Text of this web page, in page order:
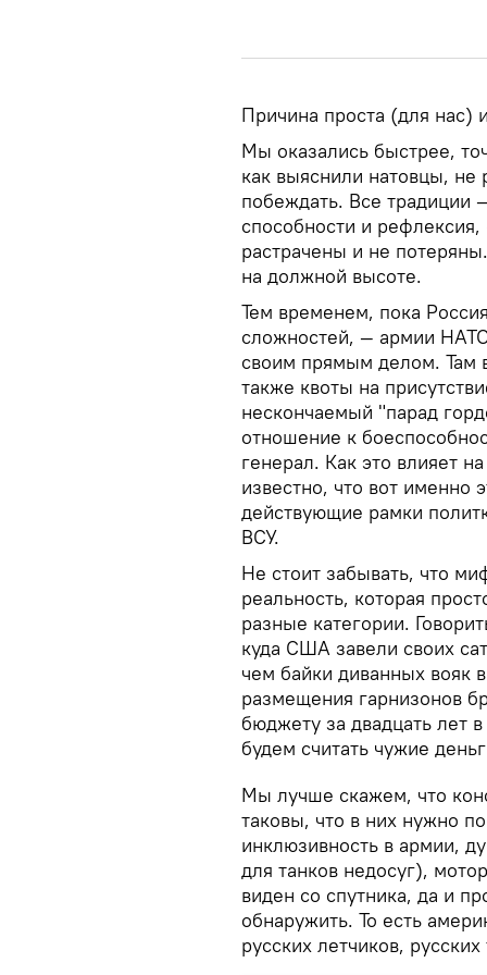
Причина проста (для нас)
Мы оказались быстрее,
как выяснили натовцы, не
побеждать. Все традиции
способности и
растрачены и не
на должной высоте.
Тем временем, пока
сложностей, — армии
своим прямым делом. Там
также квоты на
нескончаемый "парад
отношение к
генерал. Как это влияет
известно, что вот
действующие рамки
ВСУ.
Не стоит забывать, что
реальность, которая
разные категории.
куда США завели своих
чем байки диванных вояк
размещения гарнизонов
бюджету за двадцать лет
будем считать чужие
Мы лучше скажем, что
таковы, что в них нужно
инклюзивность в армии,
для танков недосуг),
виден со спутника, да и
обнаружить. То есть
русских летчиков,